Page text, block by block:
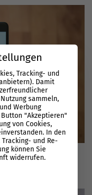
wichtig für das
Tracking- und
Damit
sammeln,
Werbung
"Akzeptieren"
von Cookies,
In den
und Re-
können Sie
widerrufen.
für die eine